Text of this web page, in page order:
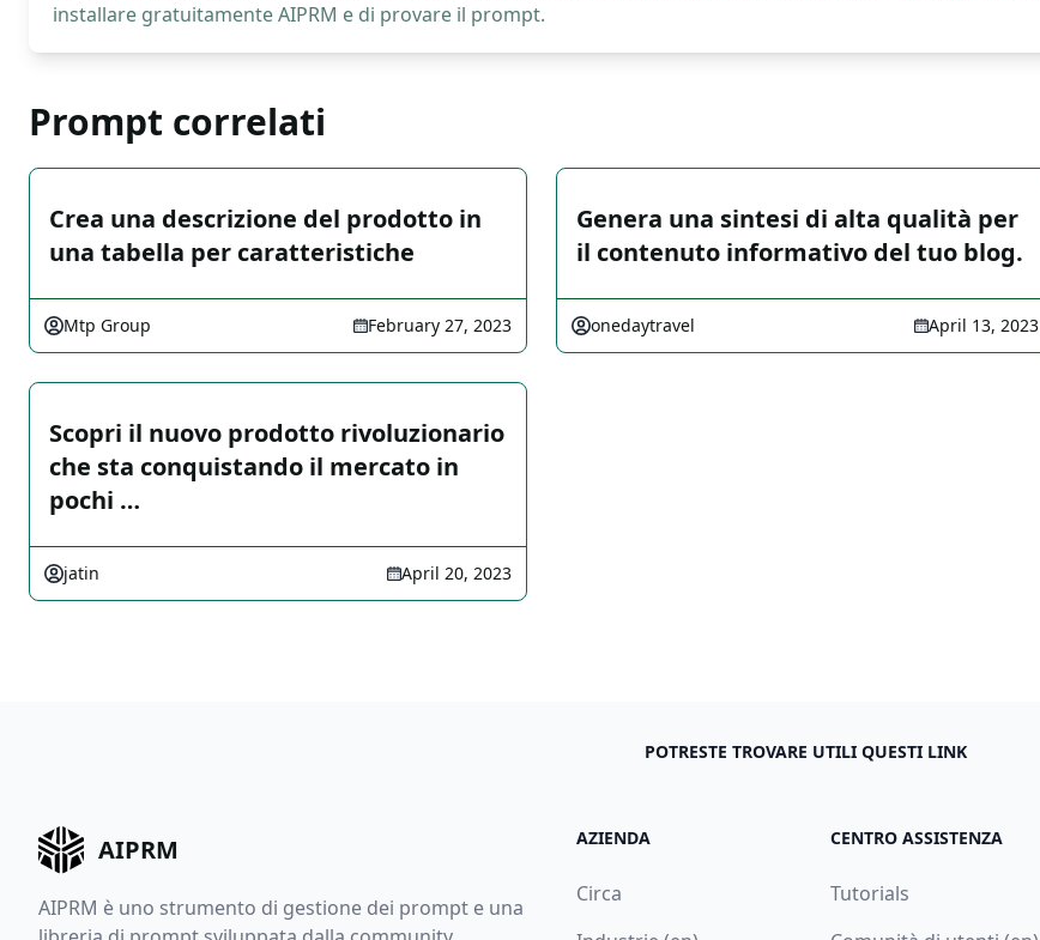
installare gratuitamente AIPRM e di provare il prompt.
Prompt correlati
Crea una descrizione del prodotto in
una tabella per caratteristiche
Mtp Group February 27, 2023
Genera una sintesi di alta qualità per
il contenuto informativo del tuo blog.
onedaytravel April 13, 2023
Scopri il nuovo prodotto rivoluzionario
che sta conquistando il mercato in
pochi …
jatin April 20, 2023
POTRESTE TROVARE UTILI QUESTI LINK
AIPRM
AIPRM è uno strumento di gestione dei prompt e una
AZIENDA
Circa
CENTRO ASSISTENZA
Tutorials